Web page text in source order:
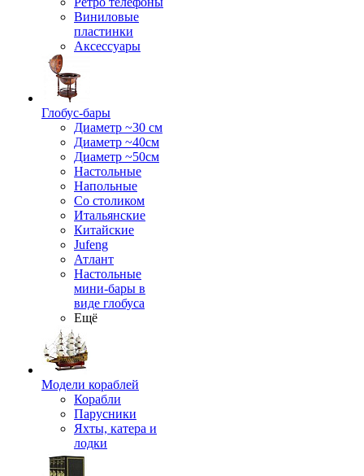
Виниловые
пластинки
Аксессуары
Глобус-бары
Диаметр ~30 см
Диаметр ~40см
Диаметр ~50см
Настольные
Напольные
Со столиком
Итальянские
Китайские
Jufeng
Атлант
Настольные
мини-бары в
виде глобуса
Ещё
Модели кораблей
Корабли
Парусники
Яхты, катера и
лодки